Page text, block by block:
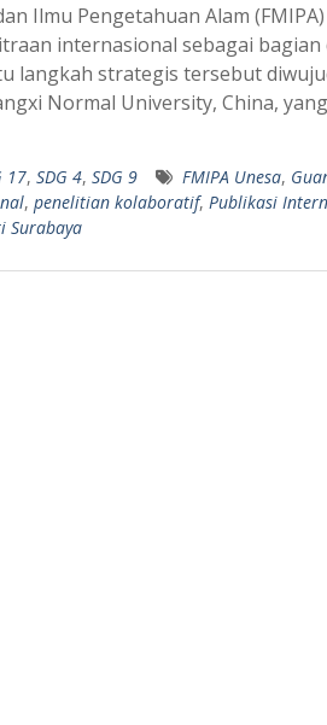
Ilmu Pengetahuan Alam
internasional sebagai
langkah strategis tersebut
Normal University, China,
17, SDG 4, SDG 9 FMIPA Unesa,
, penelitian kolaboratif, Publikasi
Surabaya